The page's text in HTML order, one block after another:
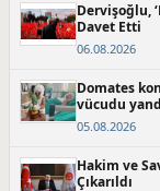
Dervişoğlu,
Davet Etti
06.08.2026
Domates
vücudu
05.08.2026
Hakim ve
Çıkarıldı